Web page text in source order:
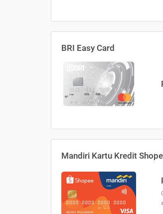
BRI Easy Card
Mandiri Kartu Kredit